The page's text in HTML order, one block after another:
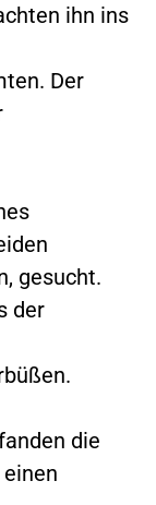
ihn ins
Der
gesucht.
der
die